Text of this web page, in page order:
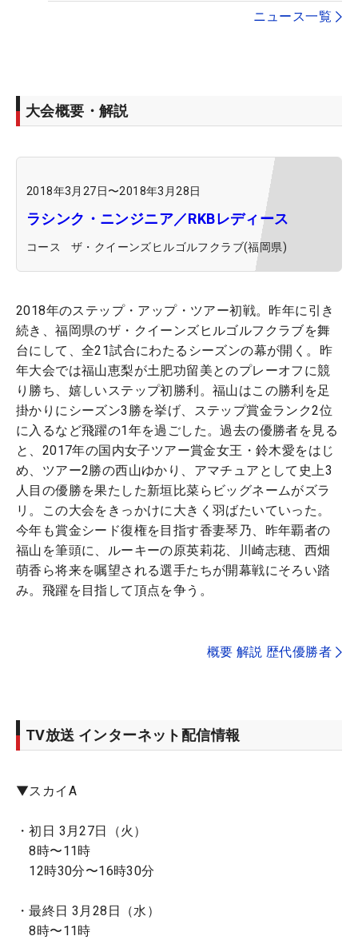
ニュース一覧
大会概要・解説
2018年3月27日〜2018年3月28日
ラシンク・ニンジニア／RKBレディース
コース ザ・クイーンズヒルゴルフクラブ(福岡県)
2018年のステップ・アップ・ツアー初戦。昨年に引き
続き、福岡県のザ・クイーンズヒルゴルフクラブを舞
台にして、全21試合にわたるシーズンの幕が開く。昨
年大会では福山恵梨が土肥功留美とのプレーオフに競
り勝ち、嬉しいステップ初勝利。福山はこの勝利を足
掛かりにシーズン3勝を挙げ、ステップ賞金ランク2位
に入るなど飛躍の1年を過ごした。過去の優勝者を見る
と、2017年の国内女子ツアー賞金女王・鈴木愛をはじ
め、ツアー2勝の西山ゆかり、アマチュアとして史上3
人目の優勝を果たした新垣比菜らビッグネームがズラ
リ。この大会をきっかけに大きく羽ばたいていった。
今年も賞金シード復権を目指す香妻琴乃、昨年覇者の
福山を筆頭に、ルーキーの原英莉花、川崎志穂、西畑
萌香ら将来を嘱望される選手たちが開幕戦にそろい踏
み。飛躍を目指して頂点を争う。
概要 解説 歴代優勝者
TV放送 インターネット配信情報
▼スカイA
・初日 3月27日（火）
8時〜11時
12時30分〜16時30分
・最終日 3月28日（水）
8時〜11時